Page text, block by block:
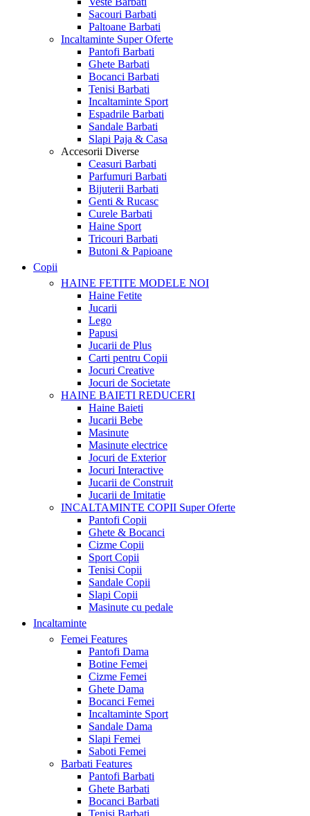
Sacouri Barbati
Paltoane Barbati
Incaltaminte Super Oferte
Pantofi Barbati
Ghete Barbati
Bocanci Barbati
Tenisi Barbati
Incaltaminte Sport
Espadrile Barbati
Sandale Barbati
Slapi Paja & Casa
Accesorii Diverse
Ceasuri Barbati
Parfumuri Barbati
Bijuterii Barbati
Genti & Rucasc
Curele Barbati
Haine Sport
Tricouri Barbati
Butoni & Papioane
Copii
HAINE FETITE MODELE NOI
Haine Fetite
Jucarii
Lego
Papusi
Jucarii de Plus
Carti pentru Copii
Jocuri Creative
Jocuri de Societate
HAINE BAIETI REDUCERI
Haine Baieti
Jucarii Bebe
Masinute
Masinute electrice
Jocuri de Exterior
Jocuri Interactive
Jucarii de Construit
Jucarii de Imitatie
INCALTAMINTE COPII Super Oferte
Pantofi Copii
Ghete & Bocanci
Cizme Copii
Sport Copii
Tenisi Copii
Sandale Copii
Slapi Copii
Masinute cu pedale
Incaltaminte
Femei Features
Pantofi Dama
Botine Femei
Cizme Femei
Ghete Dama
Bocanci Femei
Incaltaminte Sport
Sandale Dama
Slapi Femei
Saboti Femei
Barbati Features
Pantofi Barbati
Ghete Barbati
Bocanci Barbati
Tenisi Barbati